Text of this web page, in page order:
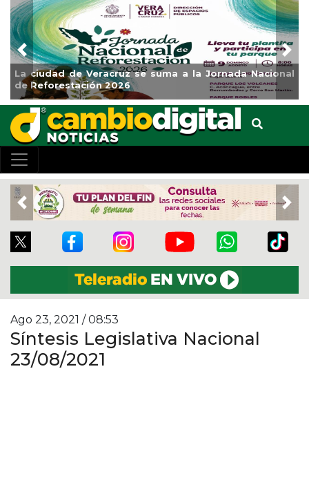
La ciudad de Veracruz se suma a la Jornada Nacional
de Reforestación 2026
Previous
Previous
Ago 23, 2021 / 08:53
Síntesis Legislativa Nacional
23/08/2021